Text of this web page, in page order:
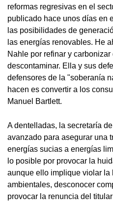
reformas regresivas en el
publicado hace unos días en
las posibilidades de
las energías renovables. He
Nahle por refinar y
descontaminar. Ella y sus
defensores de la "soberanía
hacen es convertir a los
Manuel Bartlett.
A dentelladas, la secretaría
avanzado para asegurar una
energías sucias a energías
lo posible por provocar la
aunque ello implique violar la
ambientales, desconocer
provocar la renuncia del